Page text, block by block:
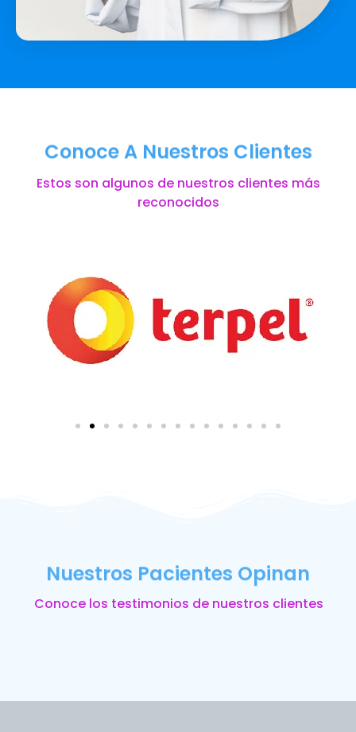
Conoce A Nuestros Clientes
Estos son algunos de nuestros clientes más
reconocidos
Nuestros Pacientes Opinan
Conoce los testimonios de nuestros clientes